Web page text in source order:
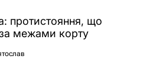
протистояння, що
межами корту